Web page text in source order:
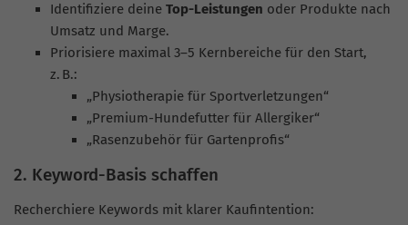
Identifiziere deine Top-Leistungen oder Produkte nach
Umsatz und Marge.
Priorisiere maximal 3–5 Kernbereiche für den Start,
z. B.:
„Physiotherapie für Sportverletzungen“
„Premium-Hundefutter für Allergiker“
„Rasenzubehör für Gartenprofis“
2. Keyword-Basis schaffen
Recherchiere Keywords mit klarer Kaufintention: